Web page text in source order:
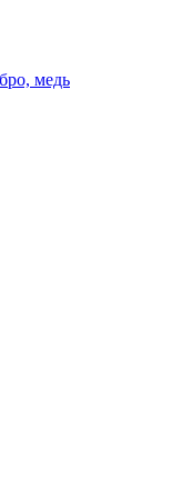
медь